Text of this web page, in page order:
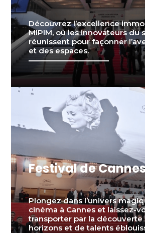
Découvrez l’excellence
MIPIM, où les innovateurs du
réunissent pour façonner
et des espaces.
Festival de
Plongez dans l’univers
cinéma à Cannes et laissez-
transporter par la
horizons et de talents